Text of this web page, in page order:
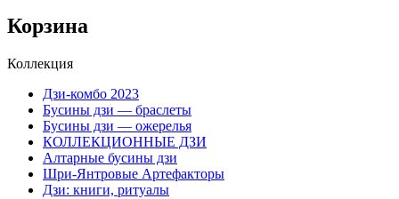
Корзина
Коллекция
Дзи-комбо 2023
Бусины дзи — браслеты
Бусины дзи — ожерелья
КОЛЛЕКЦИОННЫЕ ДЗИ
Алтарные бусины дзи
Шри-Янтровые Артефакторы
Дзи: книги, ритуалы